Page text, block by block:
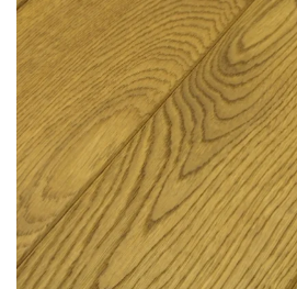
Deski w odcieniu jasnego
myśl kolor jesiennych liści są
dla fanów stylu retro.
Walczak to niewątpliwie jej
zwłaszcza miłośnicy
rozwiązań stylistycznych. To
nie można przejść obojętnie, a
i trwałość gwarantują